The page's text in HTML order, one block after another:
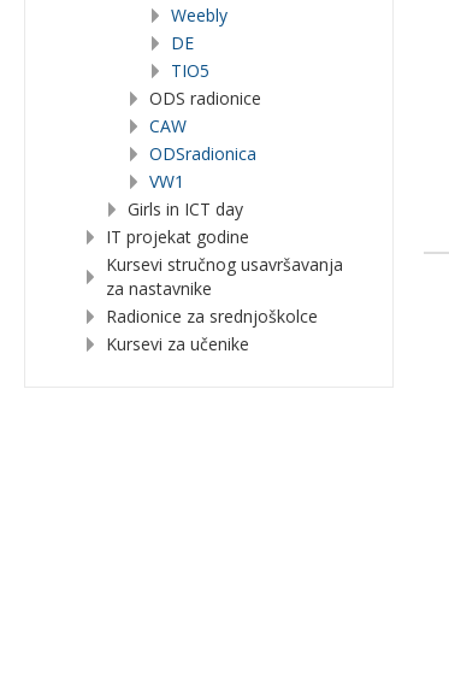
Weebly
DE
TIO5
ODS radionice
CAW
ODSradionica
VW1
Girls in ICT day
IT projekat godine
Kursevi stručnog usavršavanja
za nastavnike
Radionice za srednjoškolce
Kursevi za učenike